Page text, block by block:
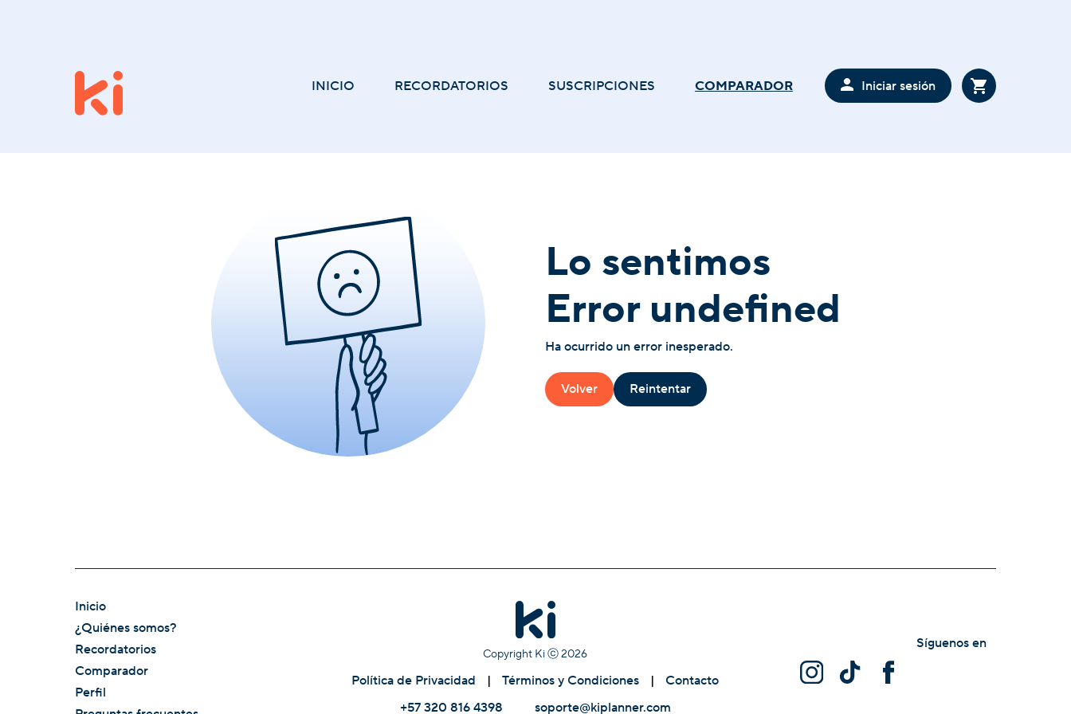
INICIO RECORDATORIOS SUSCRIPCIONES COMPARADOR Iniciar sesión
Lo sentimos
Error undefined
Ha ocurrido un error inesperado.
Volver Reintentar
Inicio
¿Quiénes somos?
Recordatorios
Comparador
Perfil
Copyright Ki ⓒ2026
Política de Privacidad | Términos y Condiciones |
Contacto
+57 320 816 4398
soporte@kiplanner.com
Síguenos en